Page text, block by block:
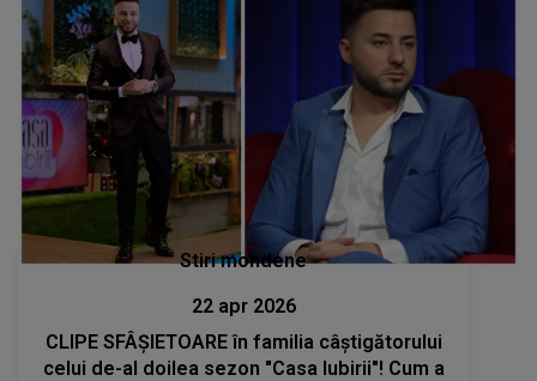
Stiri mondene
22 apr 2026
CLIPE SFÂȘIETOARE în familia câștigătorului
celui de-al doilea sezon "Casa Iubirii"! Cum a